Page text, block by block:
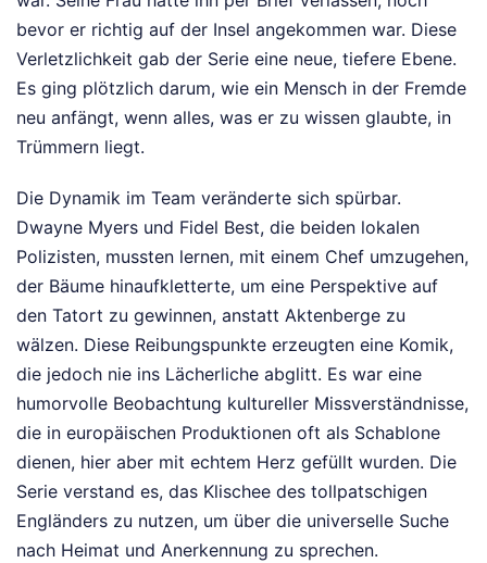
bevor er richtig auf der Insel angekommen war. Diese
Verletzlichkeit gab der Serie eine neue, tiefere Ebene.
Es ging plötzlich darum, wie ein Mensch in der Fremde
neu anfängt, wenn alles, was er zu wissen glaubte, in
Trümmern liegt.
Die Dynamik im Team veränderte sich spürbar.
Dwayne Myers und Fidel Best, die beiden lokalen
Polizisten, mussten lernen, mit einem Chef umzugehen,
der Bäume hinaufkletterte, um eine Perspektive auf
den Tatort zu gewinnen, anstatt Aktenberge zu
wälzen. Diese Reibungspunkte erzeugten eine Komik,
die jedoch nie ins Lächerliche abglitt. Es war eine
humorvolle Beobachtung kultureller Missverständnisse,
die in europäischen Produktionen oft als Schablone
dienen, hier aber mit echtem Herz gefüllt wurden. Die
Serie verstand es, das Klischee des tollpatschigen
Engländers zu nutzen, um über die universelle Suche
nach Heimat und Anerkennung zu sprechen.